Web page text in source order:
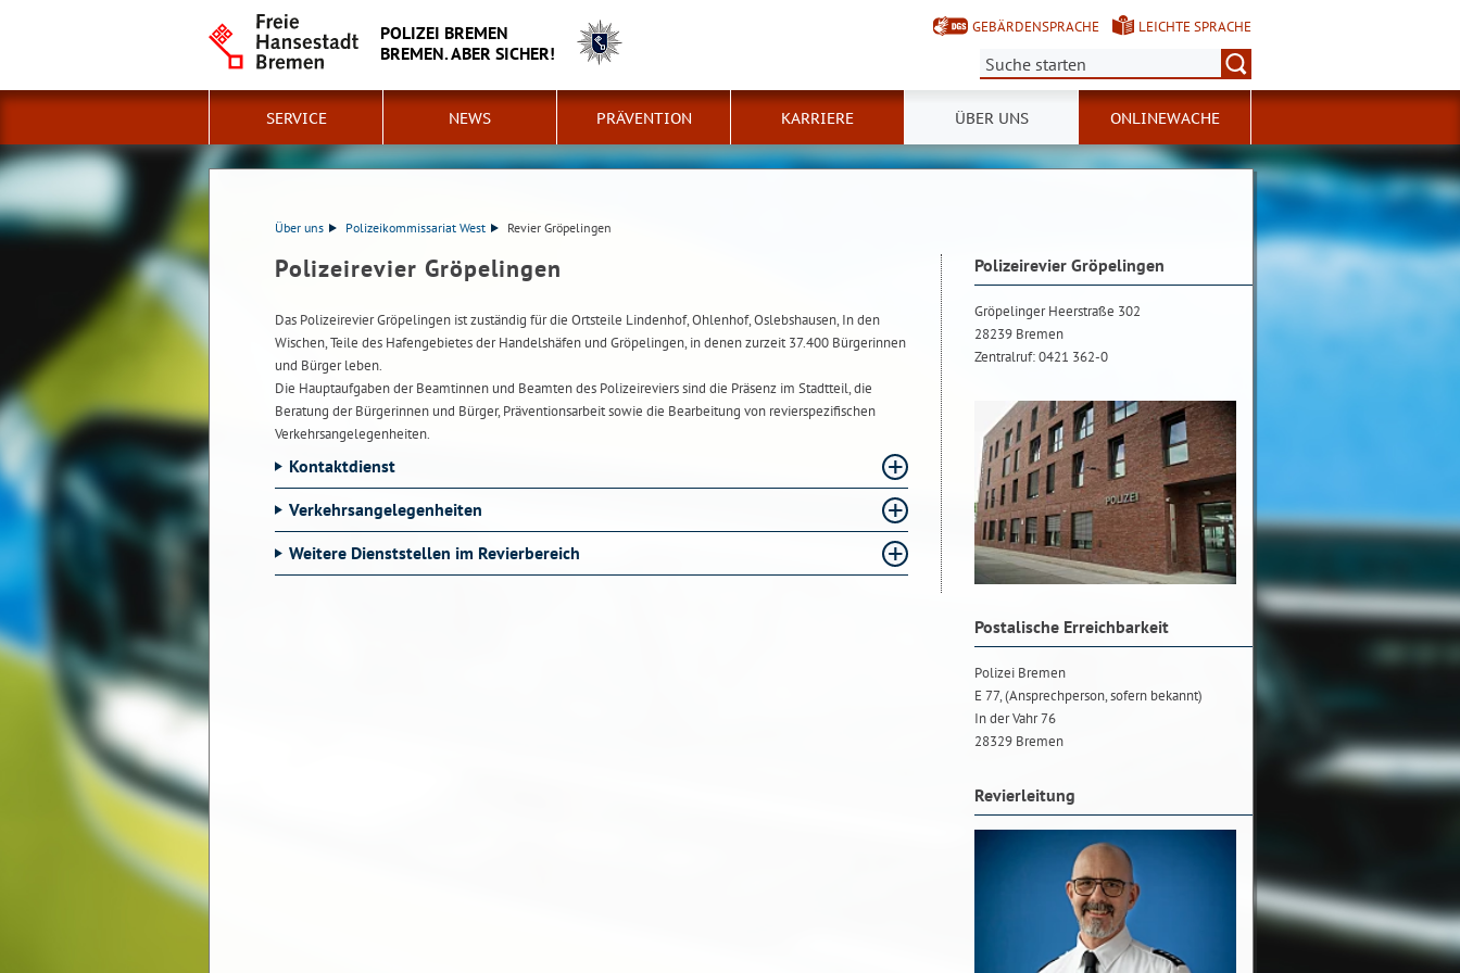
POLIZEI BREMEN
BREMEN. ABER SICHER!
GEBÄRDENSPRACHE
LEICHTE SPRACHE
Suche:
SERVICE NEWS PRÄVENTION KARRIERE ÜBER UNS ONLINEWACHE
Über uns Polizeikommissariat West Revier Gröpelingen
Polizeirevier Gröpelingen
Das Polizeirevier Gröpelingen ist zuständig für die Ortsteile Lindenhof, Ohlenhof, Oslebshausen, In den
Wischen, Teile des Hafengebietes der Handelshäfen und Gröpelingen, in denen zurzeit 37.400 Bürgerinnen
und Bürger leben.
Die Hauptaufgaben der Beamtinnen und Beamten des Polizeireviers sind die Präsenz im Stadtteil, die
Beratung der Bürgerinnen und Bürger, Präventionsarbeit sowie die Bearbeitung von revierspezifischen
Verkehrsangelegenheiten.
Kontaktdienst
Verkehrsangelegenheiten
Weitere Dienststellen im Revierbereich
Polizeirevier Gröpelingen
Gröpelinger Heerstraße 302
28239 Bremen
Zentralruf: 0421 362-0
Postalische Erreichbarkeit
Polizei Bremen
E 77, (Ansprechperson, sofern bekannt)
In der Vahr 76
28329 Bremen
Revierleitung